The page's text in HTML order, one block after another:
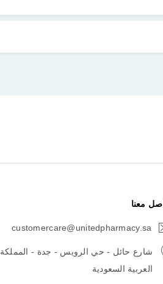
معنا
customercare@unitedpharmacy.sa
شارع حائل - حي الرويس - جدة - المملكة
العربية السعودية